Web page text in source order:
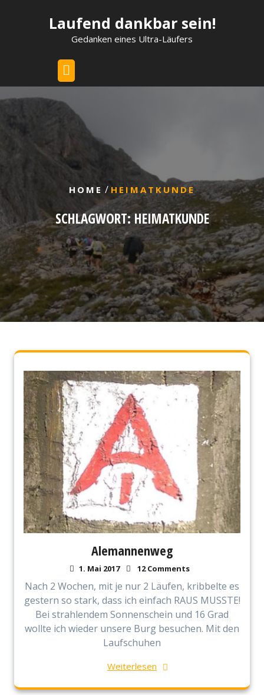
Laufend dankbar sein!
Gedanken eines Ultra-Läufers
HOME / HEIMATKUNDE
SCHLAGWORT:HEIMATKUNDE
Alemannenweg
1. Mai 2017 12 Comments
Nach 2 Wochen, mit je nur 2 Läufen, kribbelte es
gestern so stark, dass ich einfach RAUS MUSSTE!
Bei strahlendem Sonnenschein und 16 Grad
wollte ich wieder unsere Burg besuchen. Mit den
Laufschuhen
Weiterlesen